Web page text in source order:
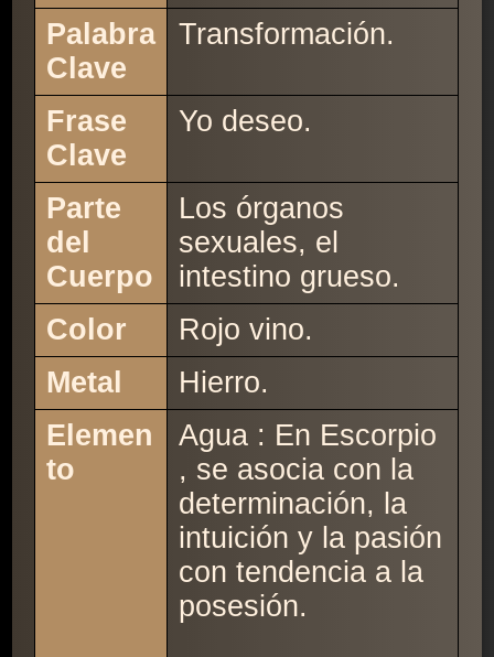
Palabra
Clave
Transformación.
Frase
Clave
Yo deseo.
Parte
del
Cuerpo
Los órganos
sexuales, el
intestino grueso.
Color
Rojo vino.
Metal
Hierro.
Elemen
to
Agua : En Escorpio
, se asocia con la
determinación, la
intuición y la pasión
con tendencia a la
posesión.